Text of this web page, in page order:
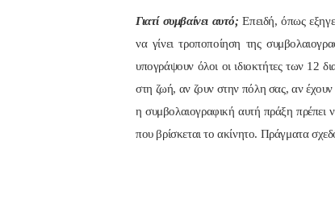
Γιατί συμβαίνει αυτό; Επειδή, όπως
να γίνει τροποποίηση της
υπογράψουν όλοι οι ιδιοκτήτες των 12
στη ζωή, αν ζουν στην πόλη σας, αν
η συμβολαιογραφική αυτή πράξη πρέπει
που βρίσκεται το ακίνητο. Πράγματα